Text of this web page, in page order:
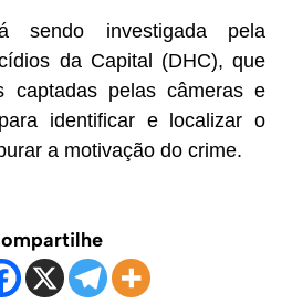
sendo investigada pela
da Capital (DHC), que
captadas pelas câmeras e
identificar e localizar o
a motivação do crime.